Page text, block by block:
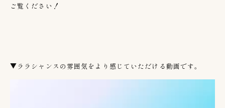
ご覧ください！
▼ララシャンスの雰囲気をより感じていただける動画です。